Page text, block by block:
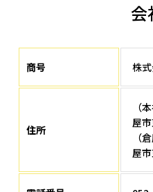
会
商号 株
住所
（
屋
（
屋